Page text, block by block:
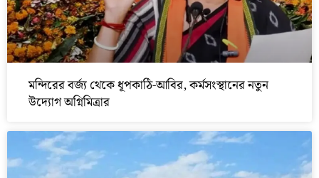
মন্দিরের বর্জ্য থেকে ধূপকাঠি-আবির, কর্মসংস্থানের নতুন
উদ্যোগ অগ্নিমিত্রার